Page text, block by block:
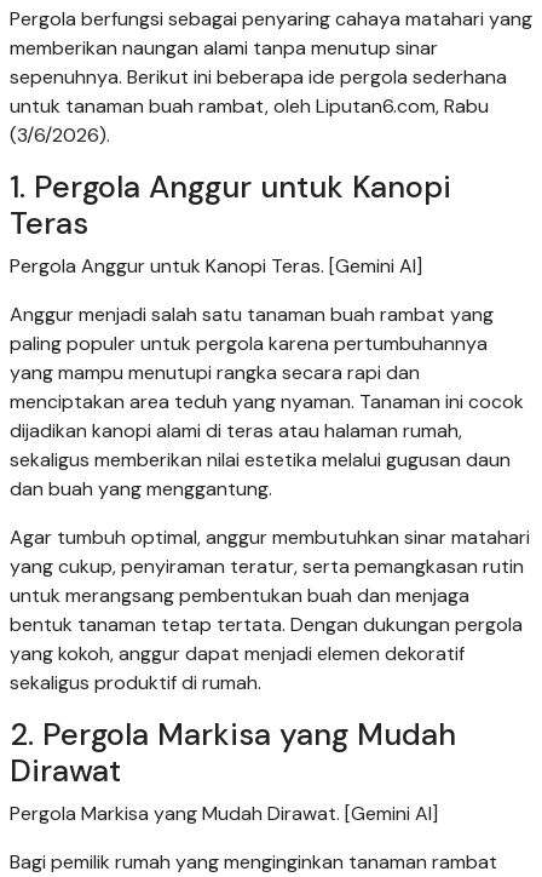
Pergola berfungsi sebagai penyaring cahaya matahari yang
memberikan naungan alami tanpa menutup sinar
sepenuhnya. Berikut ini beberapa ide pergola sederhana
untuk tanaman buah rambat, oleh Liputan6.com, Rabu
(3/6/2026).
1. Pergola Anggur untuk Kanopi
Teras
Pergola Anggur untuk Kanopi Teras. [Gemini AI]
Anggur menjadi salah satu tanaman buah rambat yang
paling populer untuk pergola karena pertumbuhannya
yang mampu menutupi rangka secara rapi dan
menciptakan area teduh yang nyaman. Tanaman ini cocok
dijadikan kanopi alami di teras atau halaman rumah,
sekaligus memberikan nilai estetika melalui gugusan daun
dan buah yang menggantung.
Agar tumbuh optimal, anggur membutuhkan sinar matahari
yang cukup, penyiraman teratur, serta pemangkasan rutin
untuk merangsang pembentukan buah dan menjaga
bentuk tanaman tetap tertata. Dengan dukungan pergola
yang kokoh, anggur dapat menjadi elemen dekoratif
sekaligus produktif di rumah.
2. Pergola Markisa yang Mudah
Dirawat
Pergola Markisa yang Mudah Dirawat. [Gemini AI]
Bagi pemilik rumah yang menginginkan tanaman rambat